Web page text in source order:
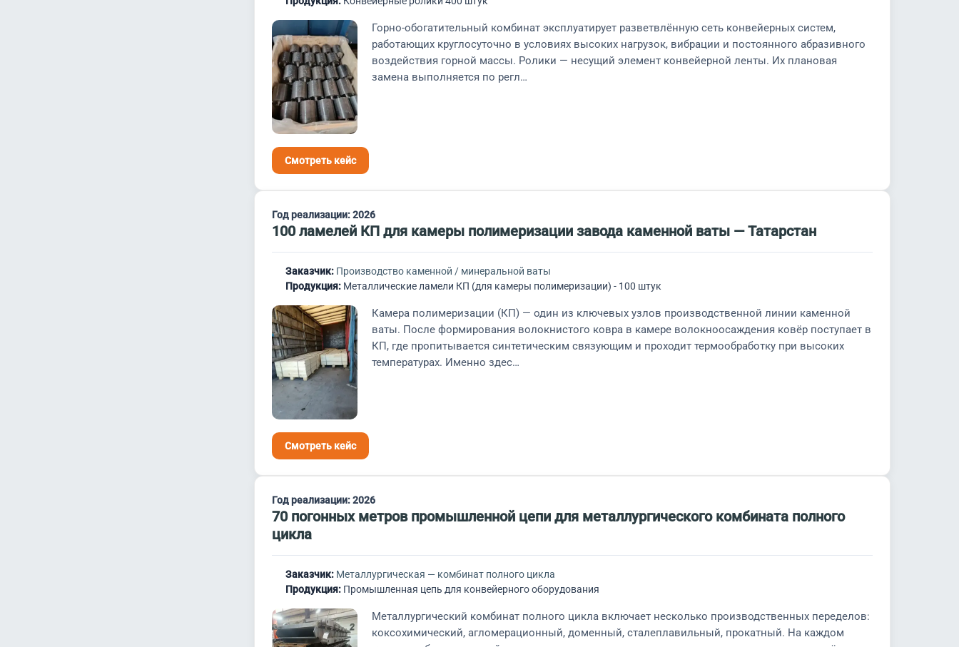
Горно-обогатительный комбинат эксплуатирует разветвлённую сеть конвейерных систем,
работающих круглосуточно в условиях высоких нагрузок, вибрации и постоянного абразивного
воздействия горной массы. Ролики — несущий элемент конвейерной ленты. Их плановая
замена выполняется по регл…
Смотреть кейс
Год реализации:2026
100 ламелей КП для камеры полимеризации завода каменной ваты — Татарстан
Заказчик: Производство каменной / минеральной ваты
Продукция: Металлические ламели КП (для камеры полимеризации) - 100 штук
Камера полимеризации (КП) — один из ключевых узлов производственной линии каменной
ваты. После формирования волокнистого ковра в камере волокноосаждения ковёр поступает в
КП, где пропитывается синтетическим связующим и проходит термообработку при высоких
температурах. Именно здес…
Смотреть кейс
Год реализации:2026
70 погонных метров промышленной цепи для металлургического комбината полного
цикла
Заказчик: Металлургическая — комбинат полного цикла
Продукция: Промышленная цепь для конвейерного оборудования
Металлургический комбинат полного цикла включает несколько производственных переделов:
коксохимический, агломерационный, доменный, сталеплавильный, прокатный. На каждом